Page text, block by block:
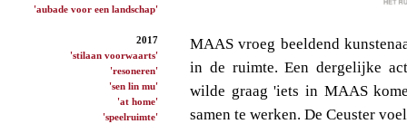
'aubade voor een landschap'
2017
'stilaan voorwaarts'
'resoneren'
'sen lin mu'
'at home'
'speelruimte'
MAAS vroeg beeldend
in de ruimte. Een dergelijke
wilde graag 'iets in MAAS
samen te werken. De Ceuster